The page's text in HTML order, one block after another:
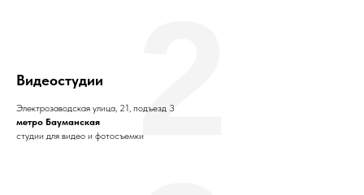
Видеостудии
Электрозаводская улица, 21, подъезд 3
метро Бауманская
студии для видео и фотосъемки2